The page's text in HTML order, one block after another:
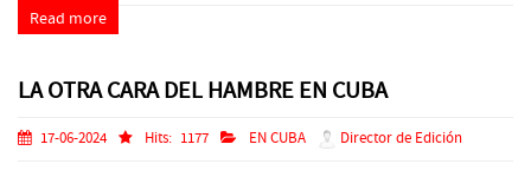
Read more
LA OTRA CARA DEL HAMBRE EN CUBA
17-06-2024 Hits: 1177 EN CUBA Director de Edición